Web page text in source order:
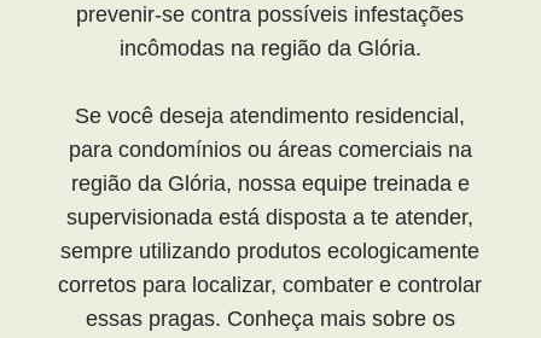
prevenir-se contra possíveis infestações
incômodas na região da Glória.
Se você deseja atendimento residencial,
para condomínios ou áreas comerciais na
região da Glória, nossa equipe treinada e
supervisionada está disposta a te atender,
sempre utilizando produtos ecologicamente
corretos para localizar, combater e controlar
essas pragas. Conheça mais sobre os